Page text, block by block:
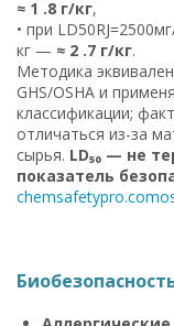
≈ 1 .8 г/кг,
• при
кг — ≈ 2 .7 г/кг.
Методика
GHS/OSHA и
классификации;
отличаться из-за
сырья. LD₅₀ — не
показатель
chemsafetypro.com